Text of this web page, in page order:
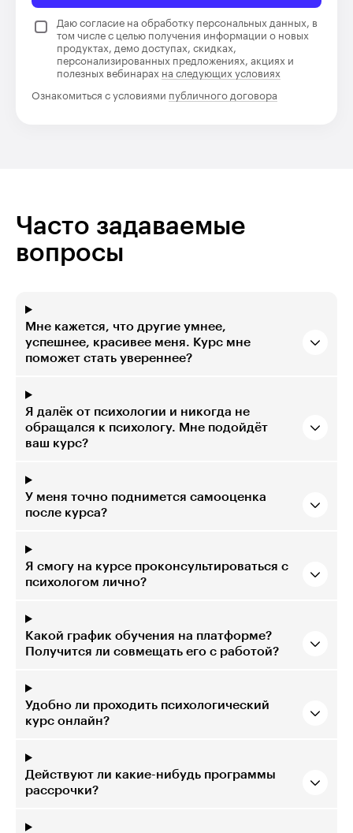
Даю согласие на обработку персональных данных, в
том числе с целью получения информации о новых
продуктах, демо доступах, скидках,
персонализированных предложениях, акциях и
полезных вебинарах на следующих условиях
Ознакомиться с условиями публичного договора
Часто задаваемые
вопросы
Мне кажется, что другие умнее,
успешнее, красивее меня. Курс мне
поможет стать увереннее?
Я далёк от психологии и никогда не
обращался к психологу. Мне подойдёт
ваш курс?
У меня точно поднимется самооценка
после курса?
Я смогу на курсе проконсультироваться с
психологом лично?
Какой график обучения на платформе?
Получится ли совмещать его с работой?
Удобно ли проходить психологический
курс онлайн?
Действуют ли какие-нибудь программы
рассрочки?